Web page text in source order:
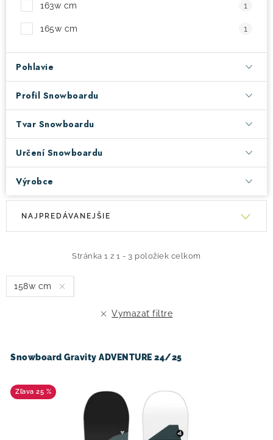
163w cm 1
165w cm 1
Pohlavie
Profil Snowboardu
Tvar Snowboardu
Určení Snowboardu
Výrobce
V
s
p
u
t
Stránka1 z1 -3 položiek celkom
R
n
i
o
u
NAJPREDÁVANEJŠIE
158w cm
Vymazať filtre
Snowboard Gravity ADVENTURE 24/25
25 %